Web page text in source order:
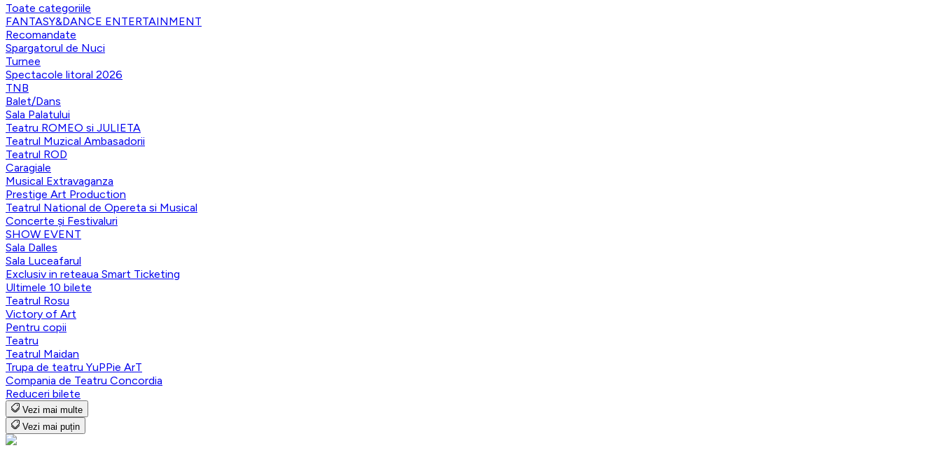
Toate categoriile
FANTASY&DANCE ENTERTAINMENT
Recomandate
Spargatorul de Nuci
Turnee
Spectacole litoral 2026
TNB
Balet/Dans
Sala Palatului
Teatru ROMEO si JULIETA
Teatrul Muzical Ambasadorii
Teatrul ROD
Caragiale
Musical Extravaganza
Prestige Art Production
Teatrul National de Opereta si Musical
Concerte și Festivaluri
SHOW EVENT
Sala Dalles
Sala Luceafarul
Exclusiv in reteaua Smart Ticketing
Ultimele 10 bilete
Teatrul Rosu
Victory of Art
Pentru copii
Teatru
Teatrul Maidan
Trupa de teatru YuPPie ArT
Compania de Teatru Concordia
Reduceri bilete
Vezi mai multe
Vezi mai puțin